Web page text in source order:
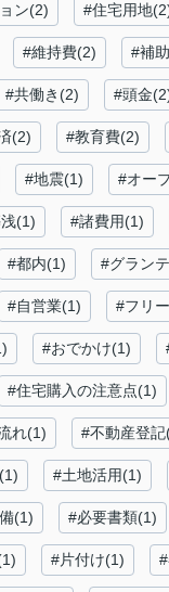
ン(2) #住宅用地
#維持費(2) #補
#共働き(2) #頭金
(2) #教育費(2)
#地震(1) #オー
(1) #諸費用(1)
#都内(1) #グラン
#自営業(1) #フリ
#おでかけ(1)
#住宅購入の注意点(1)
れ(1) #不動産登記
#土地活用(1)
(1) #必要書類(1)
#片付け(1)